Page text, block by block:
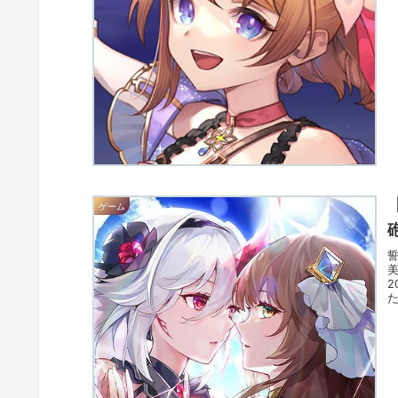
ゲーム